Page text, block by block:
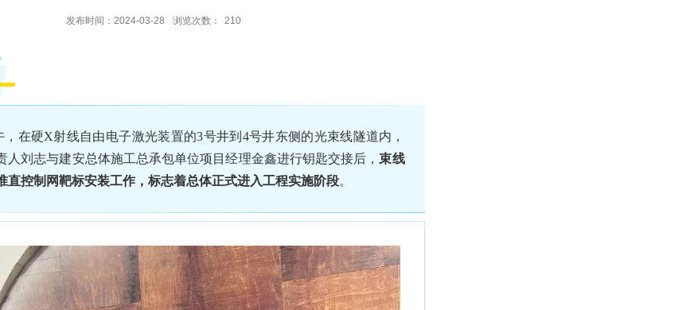
发布时间：2024-03-28 浏览次数： 210
硬X射线自由电子激光装置的3号井到4号井东侧的光束线隧道内，
人刘志与建安总体施工总承包单位项目经理金鑫进行钥匙交接后， 束线
直控制网靶标安装工作，标志着总体正式进入工程实施阶段。